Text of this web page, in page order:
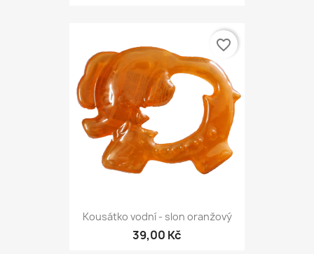
Kousátko vodní - slon oranžový
39,00 Kč
favorite_border